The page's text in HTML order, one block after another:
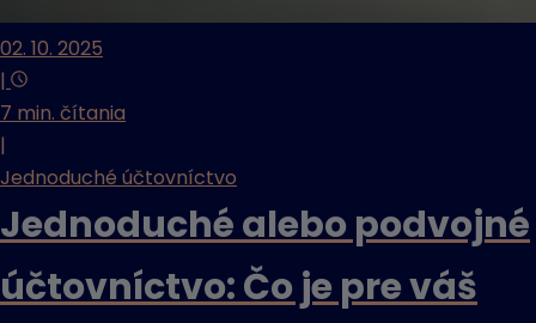
02. 10. 2025
|
7 min. čítania
|
Jednoduché účtovníctvo
Jednoduché alebo podvojné
účtovníctvo: Čo je pre váš